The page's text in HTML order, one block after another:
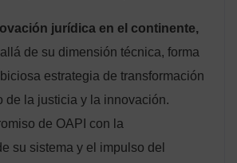
jurídica en el continente,
de su dimensión técnica, forma
estrategia de transformación
de la justicia y la innovación.
de OAPI con la
su sistema y el impulso del